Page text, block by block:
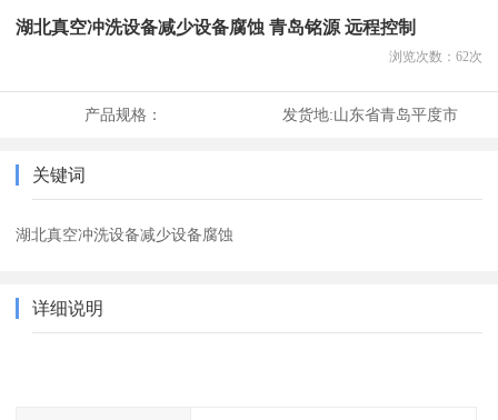
湖北真空冲洗设备减少设备腐蚀 青岛铭源 远程控制
浏览次数： 62次
产品规格： 发货地:山东省青岛平度市
关键词
湖北真空冲洗设备减少设备腐蚀
详细说明